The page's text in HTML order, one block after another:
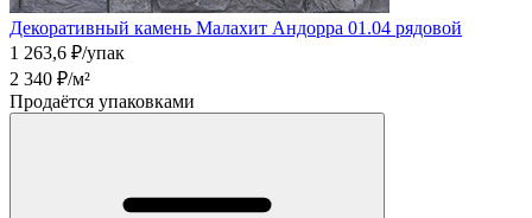
Декоративный камень Малахит Андорра 01.04 рядовой
1 263,6 ₽/упак
2 340 ₽/м²
Продаётся упаковками